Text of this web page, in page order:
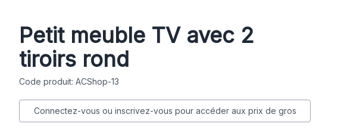
Petit meuble TV avec 2
tiroirs rond
Code produit: ACShop-13
Connectez-vous ou inscrivez-vous pour accéder aux prix de gros